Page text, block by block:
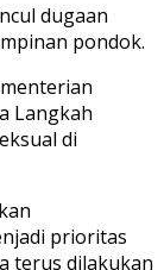
dugaan
pondok.
Langkah
di
prioritas
terus dilakukan